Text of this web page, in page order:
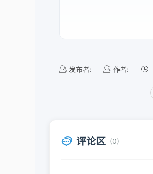
发布者: 作者:
评论区 (0)